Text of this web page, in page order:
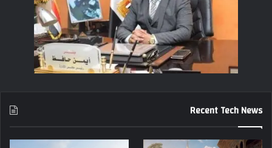
Recent Tech News